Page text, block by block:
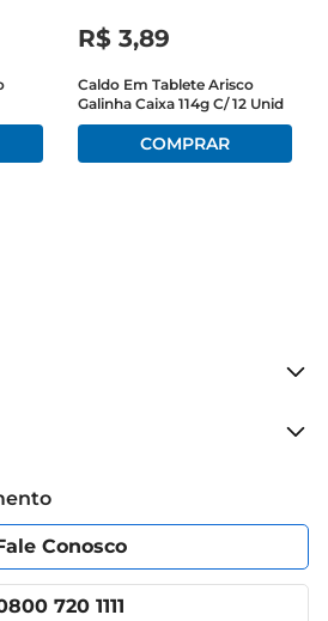
R$ 3,89
Caldo Em Tablete Arisco
Galinha Caixa 114g C/ 12 Unid
Conosco
720 1111